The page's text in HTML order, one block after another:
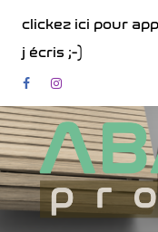
contenu
clickez ici pour
j écris ;-)